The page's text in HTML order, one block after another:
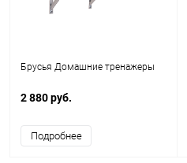
Брусья Домашние тренажеры
2 880 руб.
Подробнее